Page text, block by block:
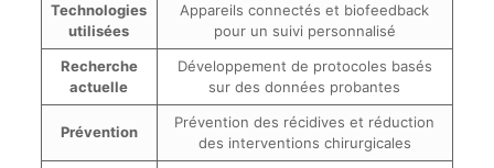
Technologies
utilisées
Appareils connectés et biofeedback
pour un suivi personnalisé
Recherche
actuelle
Développement de protocoles basés
sur des données probantes
Prévention
Prévention des récidives et réduction
des interventions chirurgicales